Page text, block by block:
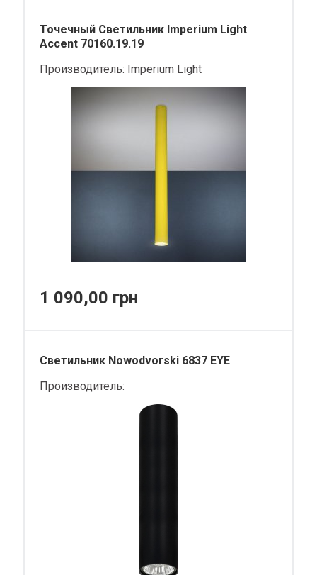
Точечный Светильник Imperium Light
Accent 70160.19.19
Производитель: Imperium Light
1 090,00 грн
Светильник Nowodvorski 6837 EYE
Производитель: